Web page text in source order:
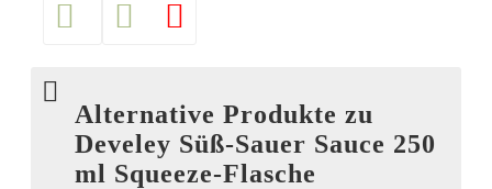
Alternative Produkte zu
Develey Süß-Sauer Sauce 250
ml Squeeze-Flasche